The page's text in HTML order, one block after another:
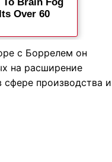
с Боррелем он
на расширение
производства и